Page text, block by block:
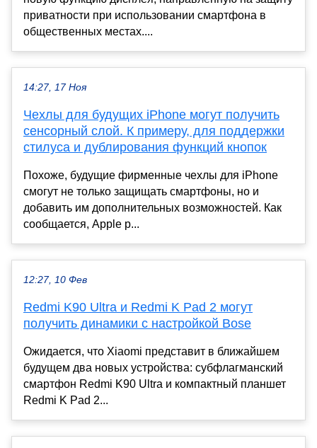
приватности при использовании смартфона в
общественных местах....
14:27, 17 Ноя
Чехлы для будущих iPhone могут получить
сенсорный слой. К примеру, для поддержки
стилуса и дублирования функций кнопок
Похоже, будущие фирменные чехлы для iPhone
смогут не только защищать смартфоны, но и
добавить им дополнительных возможностей. Как
сообщается, Apple р...
12:27, 10 Фев
Redmi K90 Ultra и Redmi K Pad 2 могут
получить динамики с настройкой Bose
Ожидается, что Xiaomi представит в ближайшем
будущем два новых устройства: субфлагманский
смартфон Redmi K90 Ultra и компактный планшет
Redmi K Pad 2...